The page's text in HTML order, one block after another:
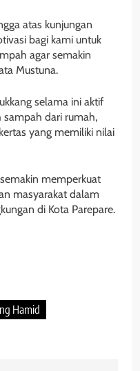
atas kunjungan
bagi kami untuk
agar semakin
Mustuna.
selama ini aktif
sampah dari rumah,
yang memiliki nilai
memperkuat
masyarakat dalam
di Kota Parepare.
Hamid